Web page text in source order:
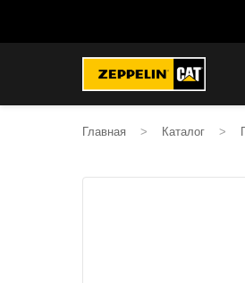
Главная > Каталог >